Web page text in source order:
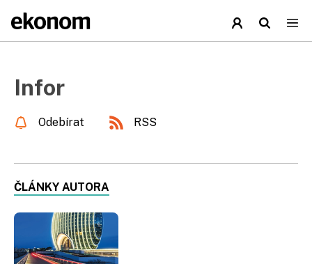
Infor
Odebírat RSS
ČLÁNKY AUTORA